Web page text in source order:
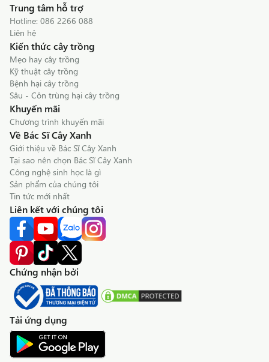
Trung tâm hỗ trợ
Hotline: 086 2266 088
Liên hệ
Kiến thức cây trồng
Mẹo hay cây trồng
Kỹ thuật cây trồng
Bệnh hại cây trồng
Sâu - Côn trùng hại cây trồng
Khuyến mãi
Chương trình khuyến mãi
Về Bác Sĩ Cây Xanh
Giới thiệu về Bác Sĩ Cây Xanh
Tại sao nên chọn Bác Sĩ Cây Xanh
Công nghệ sinh học là gì
Sản phẩm của chúng tôi
Tin tức mới nhất
Liên kết với chúng tôi
Chứng nhận bởi
Tải ứng dụng